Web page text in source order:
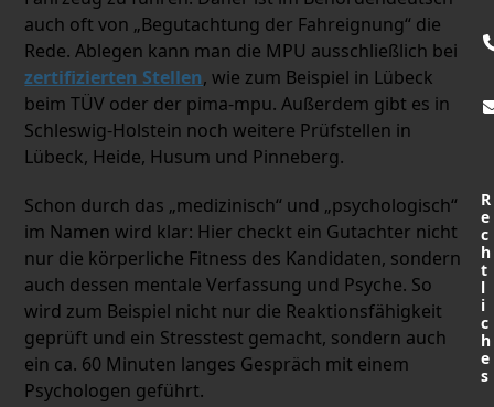
auch oft von „Begutachtung der Fahreignung“ die
Rede. Ablegen kann man die MPU ausschließlich bei
zertifizierten Stellen, wie zum Beispiel in Lübeck
beim TÜV oder der pima-mpu. Außerdem gibt es in
Schleswig-Holstein noch weitere Prüfstellen in
Lübeck, Heide, Husum und Pinneberg.
Schon durch das „medizinisch“ und „psychologisch“
im Namen wird klar: Hier checkt ein Gutachter nicht
nur die körperliche Fitness des Kandidaten, sondern
auch dessen mentale Verfassung und Psyche. So
wird zum Beispiel nicht nur die Reaktionsfähigkeit
geprüft und ein Stresstest gemacht, sondern auch
ein ca. 60 Minuten langes Gespräch mit einem
Psychologen geführt.
R
e
c
h
t
l
i
c
h
e
s